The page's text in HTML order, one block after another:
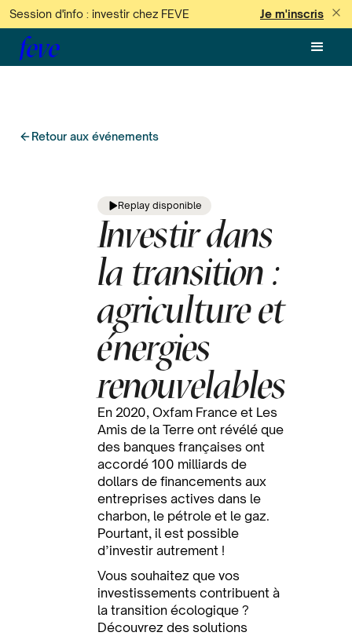
Session d'info : investir chez FEVE Je m'inscris
feve
Retour aux événements
Replay disponible
Investir dans
la transition :
agriculture et
énergies
renouvelables
En 2020, Oxfam France et Les
Amis de la Terre ont révélé que
des banques françaises ont
accordé 100 milliards de
dollars de financements aux
entreprises actives dans le
charbon, le pétrole et le gaz.
Pourtant, il est possible
d’investir autrement !
Vous souhaitez que vos
investissements contribuent à
la transition écologique ?
Découvrez des solutions